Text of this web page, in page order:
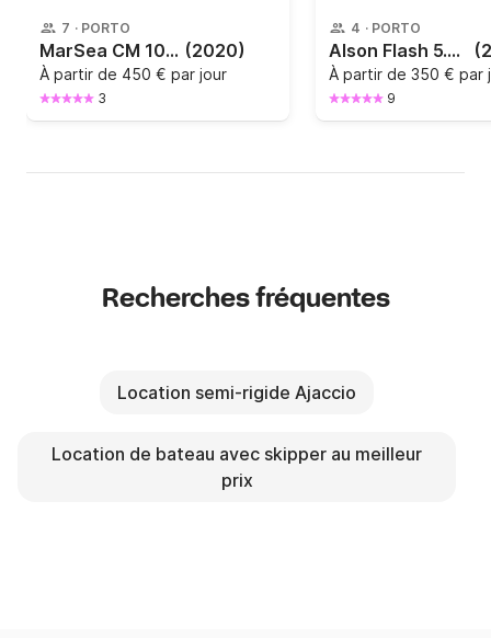
7 · PORTO
MarSea CM 100 5.70m 90 cv (2020)
À partir de 450 € par jour
3
4 · PORTO
Alson Flash 5.20m 60cv
À partir de 350 € par
9
Recherches fréquentes
Location semi-rigide Ajaccio
Location de bateau avec skipper au meilleur
prix